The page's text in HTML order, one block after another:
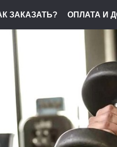
ЗАКАЗАТЬ? ОПЛАТА И